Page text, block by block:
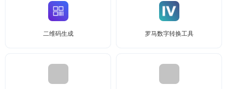
二维码生成 罗马数字转换工具